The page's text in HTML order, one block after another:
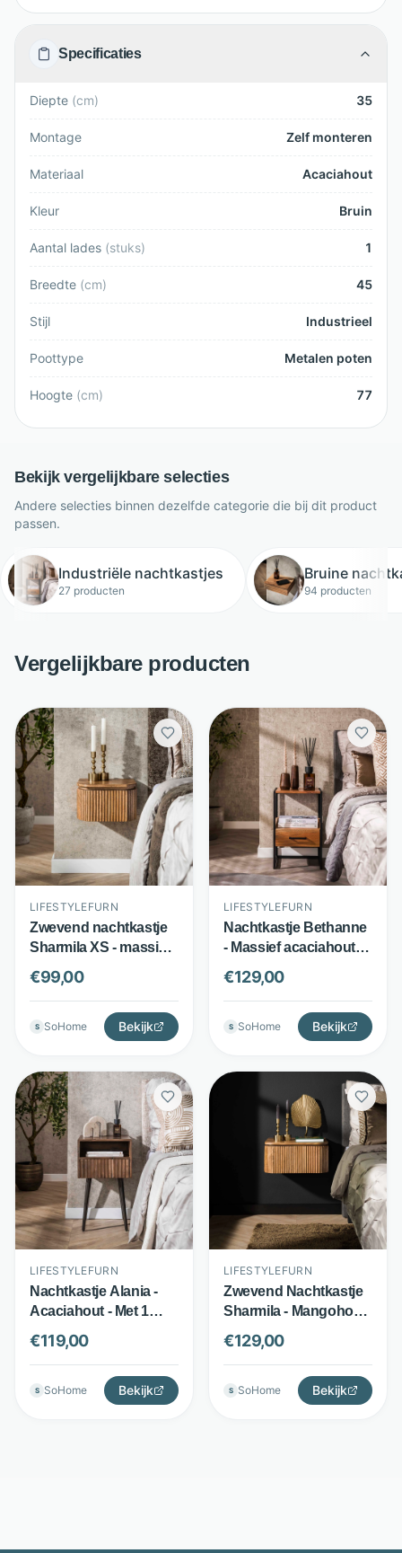
Specificaties
Diepte (cm) 35
Montage Zelf monteren
Materiaal Acaciahout
Kleur Bruin
Aantal lades (stuks) 1
Breedte (cm) 45
Stijl Industrieel
Poottype Metalen poten
Hoogte (cm) 77
Bekijk vergelijkbare selecties
Andere selecties binnen dezelfde categorie die bij dit product
passen.
Industriële nachtkastjes
27 producten
Bruine
94 producten
Vergelijkbare producten
LIFESTYLEFURN
Zwevend nachtkastje
Sharmila XS - massief
mangohout - met 1
lade en golfpatroon -
zandkleur -
LifestyleFurn
€99,00
S SoHome Bekijk
LIFESTYLEFURN
Nachtkastje Bethanne
- Massief acaciahout -
Lade en open vak -
Naturel - LifestyleFurn
€129,00
S SoHome Bekijk
LIFESTYLEFURN
Nachtkastje Alania -
Acaciahout - Met 1
lade en open vak -
Bruin - LifestyleFurn
€119,00
S SoHome Bekijk
LIFESTYLEFURN
Zwevend Nachtkastje
Sharmila - Mangohout
- 1 lade - Bruin -
LifestyleFurn
€129,00
S SoHome Bekijk